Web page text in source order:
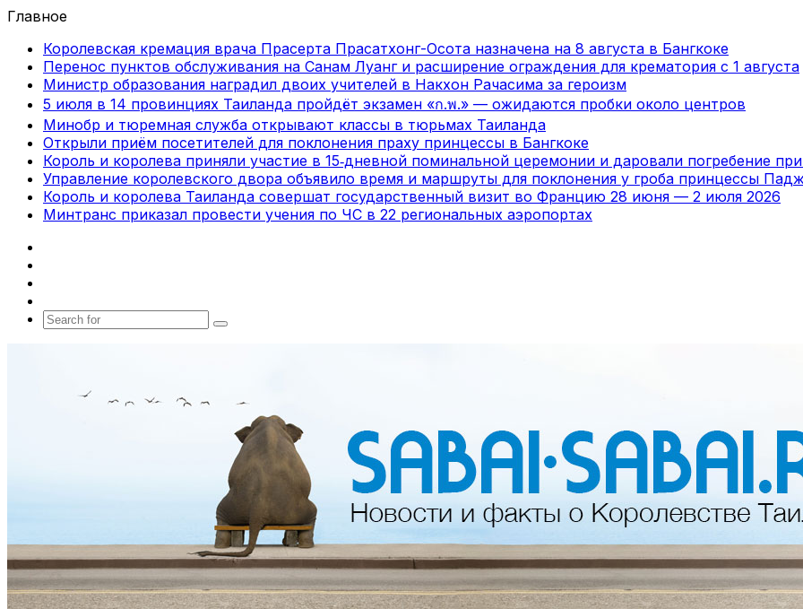
Главное
Королевская кремация врача Прасерта Прасатхонг-Осота назначена на 8 августа в Бангкоке
Перенос пунктов обслуживания на Санам Луанг и расширение ограждения для крематория с 1 августа
Министр образования наградил двоих учителей в Накхон Рачасима за героизм
5 июля в 14 провинциях Таиланда пройдёт экзамен «ก.พ.» — ожидаются пробки около центров
Минобр и тюремная служба открывают классы в тюрьмах Таиланда
Открыли приём посетителей для поклонения праху принцессы в Бангкоке
Король и королева приняли участие в 15‑дневной поминальной церемонии и даровали погребение
Управление королевского двора объявило время и маршруты для поклонения у гроба принцессы
Король и королева Таиланда совершат государственный визит во Францию 28 июня — 2 июля 2026
Минтранс приказал провести учения по ЧС в 22 региональных аэропортах
Search